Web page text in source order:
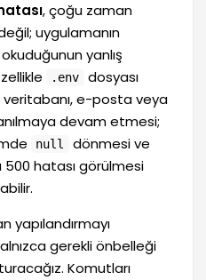
, çoğu zaman
uygulamanın
yanlış
.env
dosyası
e-posta veya
devam etmesi;
null
dönmesi ve
hatası görülmesi
yapılandırmayı
gerekli önbelleği
Komutları